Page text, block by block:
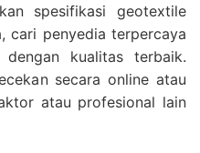
spesifikasi geotextile
cari penyedia terpercaya
kualitas terbaik.
secara online atau
atau profesional lain